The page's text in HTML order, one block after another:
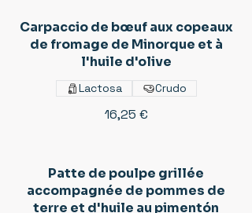
Carpaccio de bœuf aux copeaux
de fromage de Minorque et à
l'huile d'olive
16,25 €
Lactosa Crudo
Patte de poulpe grillée
accompagnée de pommes de
terre et d'huile au pimentón